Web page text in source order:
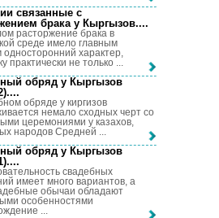
связанные с
брака у Кыргызов....
расторжение брака в
среде имело главным
характер,
практически не только ...
обряд у Кыргызов
.
обряде у киргизов
немало сходных черт со
церемониями у казахов,
народов Средней ...
обряд у Кыргызов
.
свадебных
имеет много вариантов, а
обычаи обладают
особенностями
...